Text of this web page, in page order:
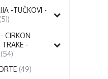
-TUČKOVI -
(51)
CIRKON
-
(54)
(49)